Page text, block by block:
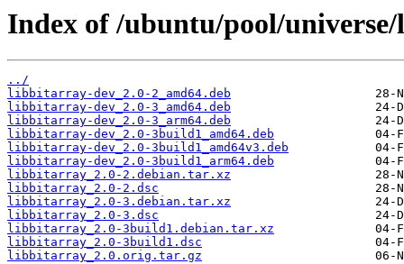
Index of /ubuntu/pool/
../
libbitarray-dev_2.0-2_amd64.deb
libbitarray-dev_2.0-3_amd64.deb
libbitarray-dev_2.0-3_arm64.deb
libbitarray-dev_2.0-3build1_amd64.deb
libbitarray-dev_2.0-3build1_amd64v3.deb
libbitarray-dev_2.0-3build1_arm64.deb
libbitarray_2.0-2.debian.tar.xz
libbitarray_2.0-2.dsc
libbitarray_2.0-3.debian.tar.xz
libbitarray_2.0-3.dsc
libbitarray_2.0-3build1.debian.tar.xz
libbitarray_2.0-3build1.dsc
libbitarray_2.0.orig.tar.gz